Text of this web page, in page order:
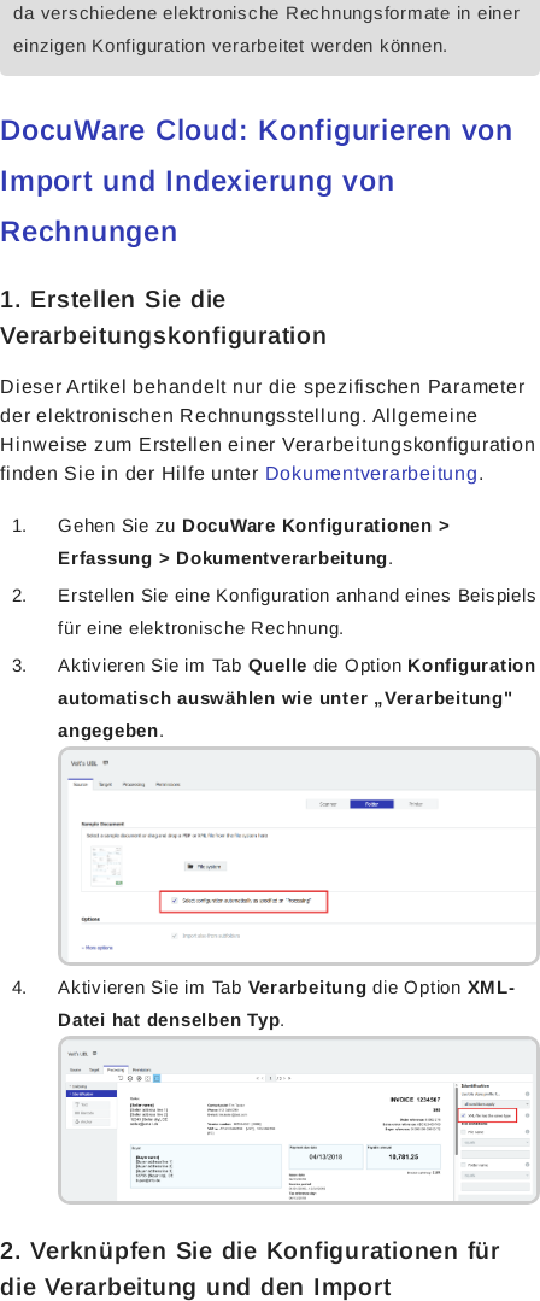
da verschiedene elektronische Rechnungsformate in einer
einzigen Konfiguration verarbeitet werden können.
DocuWare Cloud: Konfigurieren von
Import und Indexierung von
Rechnungen
1. Erstellen Sie die
Verarbeitungskonfiguration
Dieser Artikel behandelt nur die spezifischen Parameter
der elektronischen Rechnungsstellung. Allgemeine
Hinweise zum Erstellen einer Verarbeitungskonfiguration
finden Sie in der Hilfe unter Dokumentverarbeitung.
Gehen Sie zu DocuWare Konfigurationen >
Erfassung > Dokumentverarbeitung.
Erstellen Sie eine Konfiguration anhand eines Beispiels
für eine elektronische Rechnung.
Aktivieren Sie im Tab Quelle die Option Konfiguration
automatisch auswählen wie unter „Verarbeitung"
angegeben.
Aktivieren Sie im Tab Verarbeitung die Option XML-
Datei hat denselben Typ.
2. Verknüpfen Sie die Konfigurationen für
die Verarbeitung und den Import